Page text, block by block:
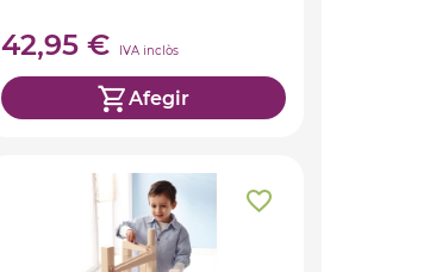
42,95 € IVA inclòs
Afegir